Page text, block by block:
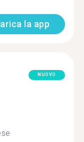
la app
NUOVO